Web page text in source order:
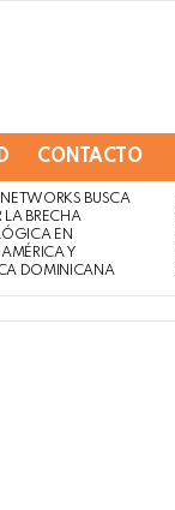
CONTACTO
NETWORKS BUSCA
LA BRECHA
EN
Y
DOMINICANA